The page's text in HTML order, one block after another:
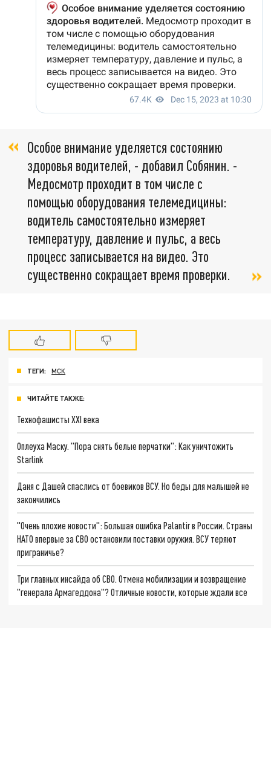
Особое внимание уделяется состоянию
здоровья водителей, - добавил Собянин. -
Медосмотр проходит в том числе с
помощью оборудования телемедицины:
водитель самостоятельно измеряет
температуру, давление и пульс, а весь
процесс записывается на видео. Это
существенно сокращает время проверки.
ТЕГИ: МСК
ЧИТАЙТЕ ТАКЖЕ:
Технофашисты XXI века
Оплеуха Маску. "Пора снять белые перчатки": Как уничтожить
Starlink
Даня с Дашей спаслись от боевиков ВСУ. Но беды для малышей не
закончились
"Очень плохие новости": Большая ошибка Palantir в России. Страны
НАТО впервые за СВО остановили поставки оружия. ВСУ теряют
приграничье?
Три главных инсайда об СВО. Отмена мобилизации и возвращение
"генерала Армагеддона"? Отличные новости, которые ждали все